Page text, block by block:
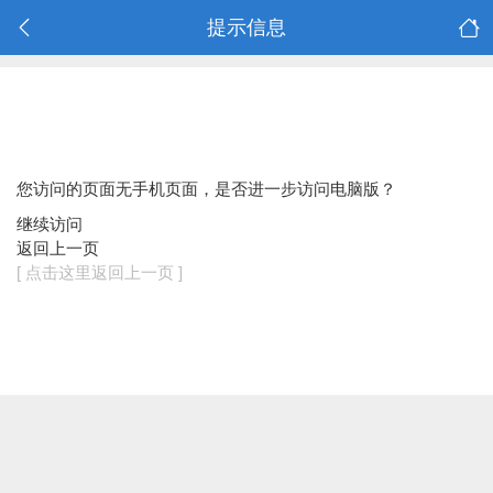
提示信息
您访问的页面无手机页面，是否进一步访问电脑版？
继续访问
返回上一页
[ 点击这里返回上一页 ]